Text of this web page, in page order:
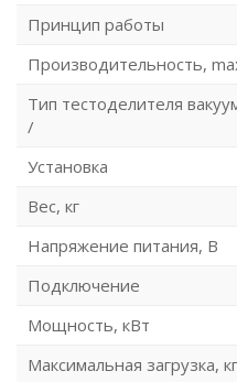
Принцип работы
Производительность,
Тип тестоделителя
/
Установка
Вес, кг
Напряжение питания, В
Подключение
Мощность, кВт
Максимальная загрузка, кг